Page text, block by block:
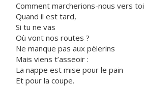
Comment marcherions-nous vers toi
Quand il est tard,
Si tu ne vas
Où vont nos routes ?
Ne manque pas aux pèlerins
Mais viens t’asseoir :
La nappe est mise pour le pain
Et pour la coupe.